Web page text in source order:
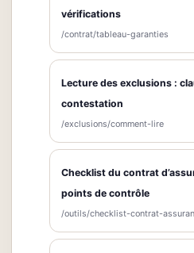
vérifications
/contrat/tableau-garanties
Lecture des exclusions :
contestation
/exclusions/comment-lire
Checklist du contrat
points de contrôle
/outils/checklist-contrat-